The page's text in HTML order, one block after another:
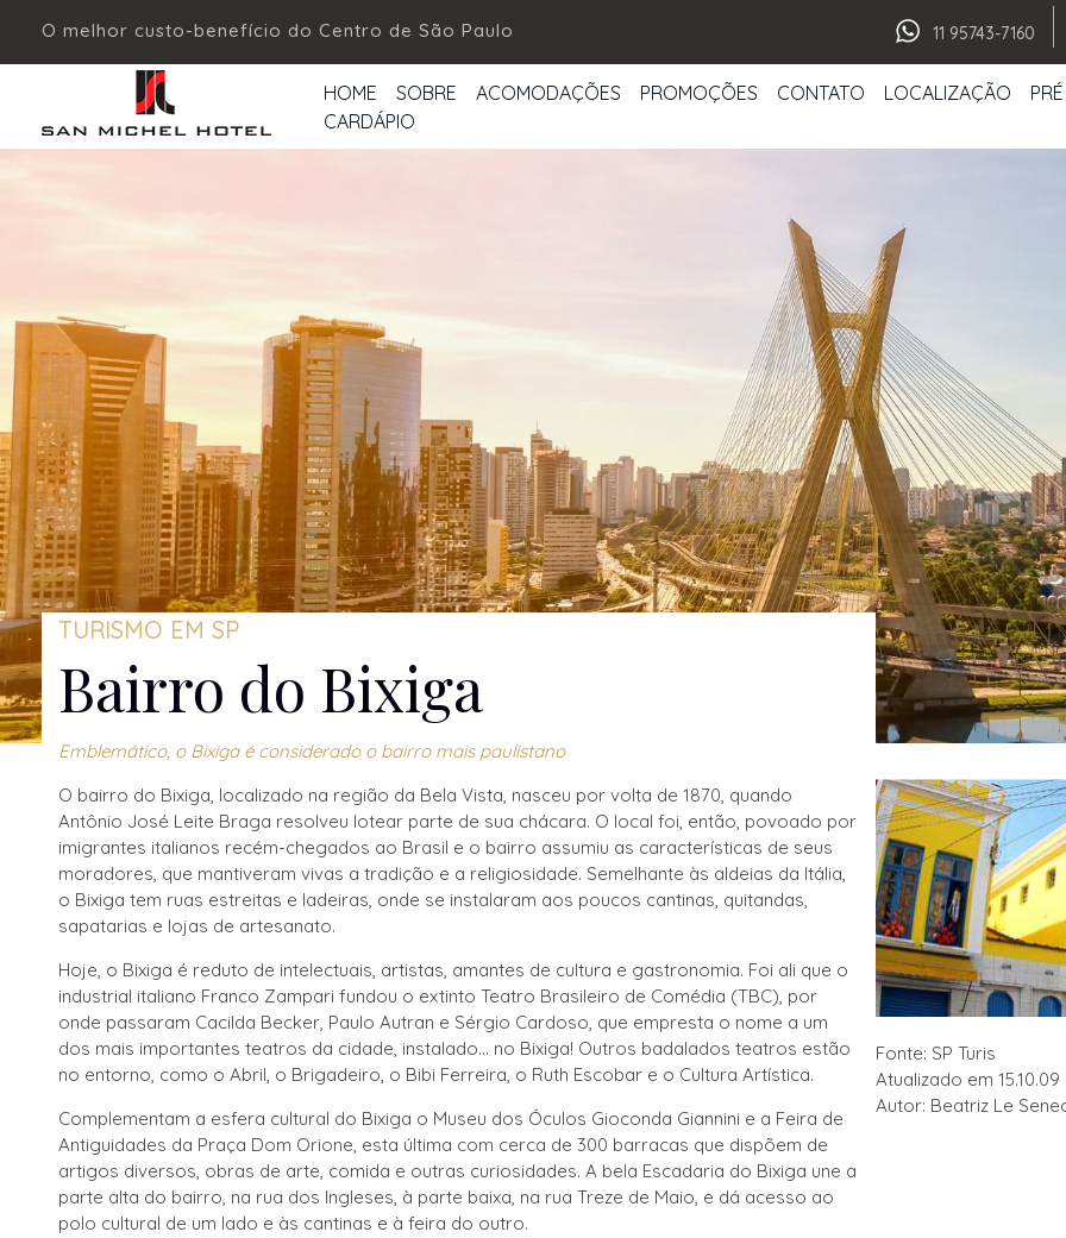
O melhor custo-benefício do Centro de São Paulo 11 95743-7160
San Michel Hotel
Hotel Econômico no Centro de SP
HOME SOBRE ACOMODAÇÕES PROMOÇÕES CONTATO LOCALIZAÇÃO
CARDÁPIO
TURISMO EM SP
Bairro do Bixiga
Emblemático, o Bixiga é considerado o bairro mais paulistano
O bairro do Bixiga, localizado na região da Bela Vista, nasceu por volta de 1870, quando
Antônio José Leite Braga resolveu lotear parte de sua chácara. O local foi, então, povoado por
imigrantes italianos recém-chegados ao Brasil e o bairro assumiu as características de seus
moradores, que mantiveram vivas a tradição e a religiosidade. Semelhante às aldeias da Itália,
o Bixiga tem ruas estreitas e ladeiras, onde se instalaram aos poucos cantinas, quitandas,
sapatarias e lojas de artesanato.
Hoje, o Bixiga é reduto de intelectuais, artistas, amantes de cultura e gastronomia. Foi ali que o
industrial italiano Franco Zampari fundou o extinto Teatro Brasileiro de Comédia (TBC), por
onde passaram Cacilda Becker, Paulo Autran e Sérgio Cardoso, que empresta o nome a um
dos mais importantes teatros da cidade, instalado... no Bixiga! Outros badalados teatros estão
no entorno, como o Abril, o Brigadeiro, o Bibi Ferreira, o Ruth Escobar e o Cultura Artística.
Complementam a esfera cultural do Bixiga o Museu dos Óculos Gioconda Giannini e a Feira de
Antiguidades da Praça Dom Orione, esta última com cerca de 300 barracas que dispõem de
artigos diversos, obras de arte, comida e outras curiosidades. A bela Escadaria do Bixiga une a
parte alta do bairro, na rua dos Ingleses, à parte baixa, na rua Treze de Maio, e dá acesso ao
polo cultural de um lado e às cantinas e à feira do outro.
Fonte: SP Turis
Atualizado em 15.10.09
Autor: Beatriz Le